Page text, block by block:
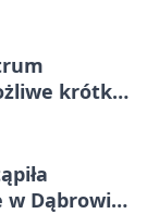
krótkie
w Dąbrowie